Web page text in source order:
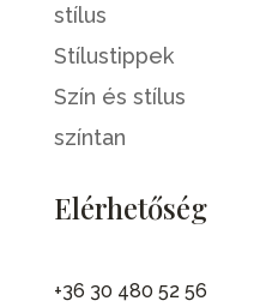
stílus
Stílustippek
Szín és stílus
színtan
Elérhetőség
+36 30 480 52 56